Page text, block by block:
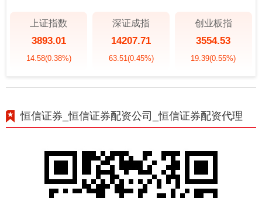
上证指数
3893.01
14.58(0.38%)
深证成指
14207.71
63.51(0.45%)
创业板指
3554.53
19.39(0.55%)
恒信证券_恒信证券配资公司_恒信证券配资代理